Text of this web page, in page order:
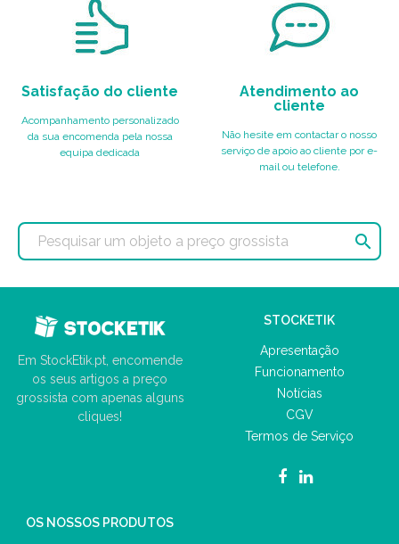
Satisfação do cliente
Acompanhamento personalizado
da sua encomenda pela nossa
equipa dedicada
Atendimento ao
cliente
Não hesite em contactar o nosso
serviço de apoio ao cliente por e-
mail ou telefone.

Em StockEtik.pt, encomende
os seus artigos a preço
grossista com apenas alguns
cliques!
STOCKETIK
Apresentação
Funcionamento
Notícias
CGV
Termos de Serviço
OS NOSSOS PRODUTOS